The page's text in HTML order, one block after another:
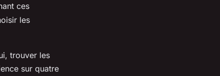
ces
les
trouver les
sur quatre